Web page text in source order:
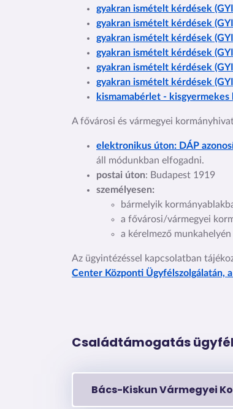
gyakran ismételt kérdések
gyakran ismételt kérdések
gyakran ismételt kérdések
gyakran ismételt kérdések
gyakran ismételt kérdések
gyakran ismételt kérdések
kismamabérlet - kisgyermekes
A fővárosi és vármegyei
elektronikus úton: DÁP
áll módunkban elfogadni.
postai úton: Budapest 1919
személyesen:
bármelyik
a fővárosi/vármegyei
a kérelmező
Az ügyintézéssel kapcsolatban
Center Központi Ügyfélszolgálatán,
Családtámogatás
Bács-Kiskun Vármegyei